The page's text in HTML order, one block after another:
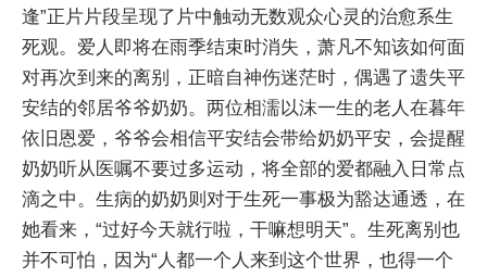
逢”正片片段呈现了片中触动无数观众心灵的治愈系生
死观。爱人即将在雨季结束时消失，萧凡不知该如何面
对再次到来的离别，正暗自神伤迷茫时，偶遇了遗失平
安结的邻居爷爷奶奶。两位相濡以沫一生的老人在暮年
依旧恩爱，爷爷会相信平安结会带给奶奶平安，会提醒
奶奶听从医嘱不要过多运动，将全部的爱都融入日常点
滴之中。生病的奶奶则对于生死一事极为豁达通透，在
她看来，“过好今天就行啦，干嘛想明天”。生死离别也
并不可怕，因为“人都一个人来到这个世界，也得一个